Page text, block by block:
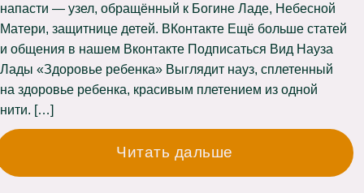
напасти — узел, обращённый к Богине Ладе, Небесной
Матери, защитнице детей. ВКонтакте Ещё больше статей
и общения в нашем Вконтакте Подписаться Вид Науза
Лады «Здоровье ребенка» Выглядит науз, сплетенный
на здоровье ребенка, красивым плетением из одной
нити. […]
Читать дальше